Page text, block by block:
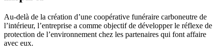
Au-delà de la création d’une coopérative funéraire carboneutre de
l’intérieur, l’entreprise a comme objectif de développer le réflexe de
protection de l’environnement chez les partenaires qui font affaire
avec eux.